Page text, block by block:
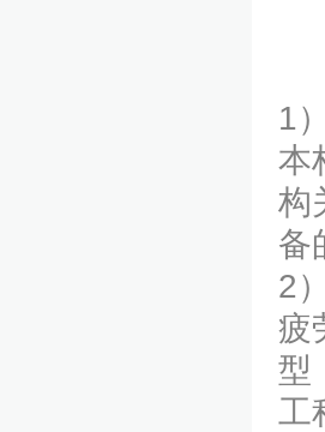
1
本
构
备
2
疲
型
工